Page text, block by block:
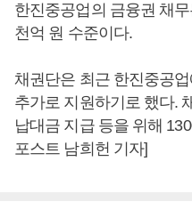
한진중공업의 금융권 채
천억 원 수준이다.
채권단은 최근 한진중공
추가로 지원하기로 했다.
납대금 지급 등을 위해
포스트 남희헌 기자]